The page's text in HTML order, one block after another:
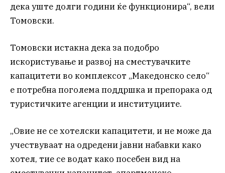
дека уште долги години ќе функционира“, вели
Томовски.
Томовски истакна дека за подобро
искористување и развој на сместувачките
капацитети во комплексот „Македонско село“
е потребна поголема поддршка и препорака од
туристичките агенции и институциите.
„Овие не се хотелски капацитети, и не може да
учествуваат на одредени јавни набавки како
хотел, тие се водат како посебен вид на